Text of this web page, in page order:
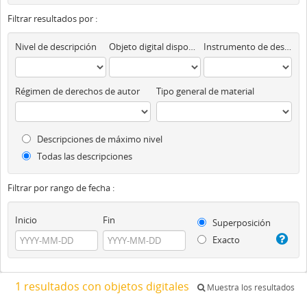
Filtrar resultados por :
Nivel de descripción Objeto digital disponibles Instrumento de descripción
Régimen de derechos de autor Tipo general de material
Descripciones de máximo nivel
Todas las descripciones
Filtrar por rango de fecha :
Inicio Fin
Superposición
Exacto
1 resultados con objetos digitales
Muestra los resultados